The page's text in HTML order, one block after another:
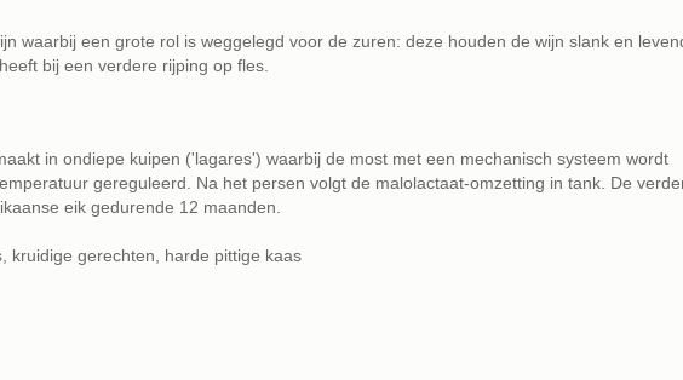
waarbij een grote rol is weggelegd voor de zuren: deze houden de wijn slank en
bij een verdere rijping op fles.
in ondiepe kuipen ('lagares') waarbij de most met een mechanisch systeem wordt
gereguleerd. Na het persen volgt de malolactaat-omzetting in tank. De
eik gedurende 12 maanden.
kruidige gerechten, harde pittige kaas